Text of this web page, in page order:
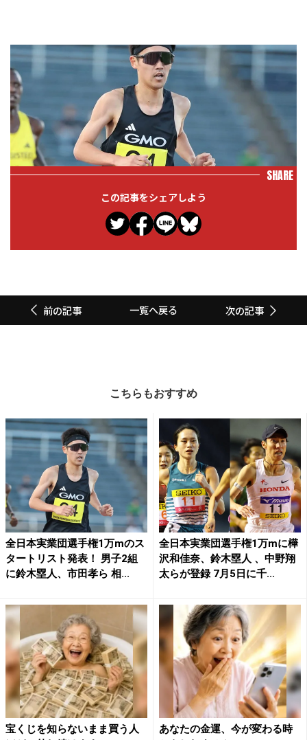
SHARE
この記事をシェアしよう
前の記事 一覧へ戻る 次の記事
こちらもおすすめ
全日本実業団選手権1万mのス
タートリスト発表！ 男子2組
に鈴木塁人、市田孝ら 相...
全日本実業団選手権1万mに樺
沢和佳奈、鈴木塁人 、中野翔
太らが登録 7月5日に千...
宝くじを知らないまま買う人
あなたの金運、今が変わる時